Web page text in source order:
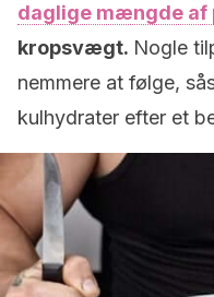
daglige mængde af
kropsvægt. Nogle
nemmere at følge,
kulhydrater efter et